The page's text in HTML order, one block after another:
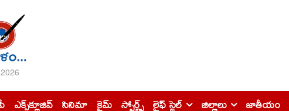
ఎక్స్‌క్లూజివ్‌ సినిమా క్రైమ్ స్పోర్ట్స్ లైఫ్ స్టైల్ జిల్లాలు జాతీయం